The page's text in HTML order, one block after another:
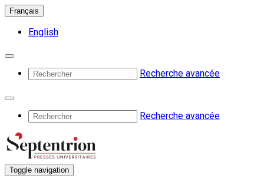
Français
English
Recherche avancée
Recherche avancée
Toggle navigation